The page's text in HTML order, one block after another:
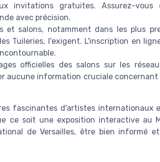
invitations gratuites. Assurez-vous
avec précision.
salons, notamment dans les plus
Tuileries, l'exigent. L'inscription en
officielles des salons sur les
aucune information cruciale
fascinantes d'artistes internationaux
ce soit une exposition interactive au
de Versailles, être bien informé et